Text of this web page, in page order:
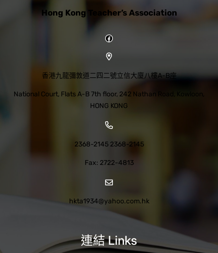
Hong Kong Teacher’s Association
連結 Links
香港九龍彌敦道二四二號立信大廈八樓A-B座
National Court, Flats A-B 7th floor, 242 Nathan Road, Kowloon,
HONG KONG
2368-2145 2368-2145
Fax: 2722-4813
hkta1934@yahoo.com.hk